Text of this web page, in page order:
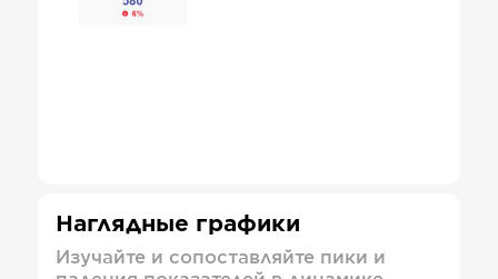
Наглядные графики
Изучайте и сопоставляйте пики и